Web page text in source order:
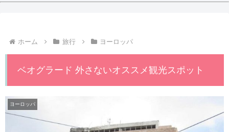
ホーム 旅行 ヨーロッパ
ベオグラード 外さないオススメ観光スポット
ヨーロッパ